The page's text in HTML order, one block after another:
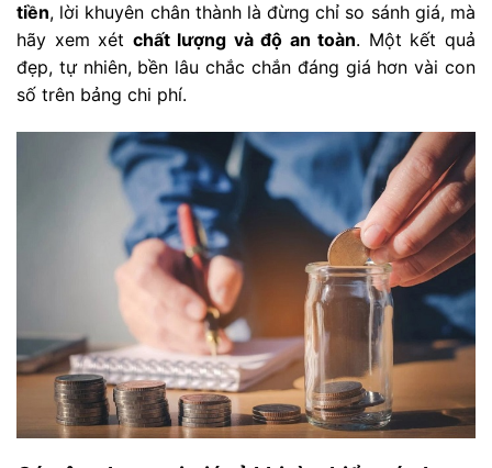
tiền, lời khuyên chân thành là đừng chỉ so sánh giá, mà
hãy xem xét chất lượng và độ an toàn. Một kết quả
đẹp, tự nhiên, bền lâu chắc chắn đáng giá hơn vài con
số trên bảng chi phí.